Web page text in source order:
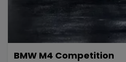
BMW M4 Competition